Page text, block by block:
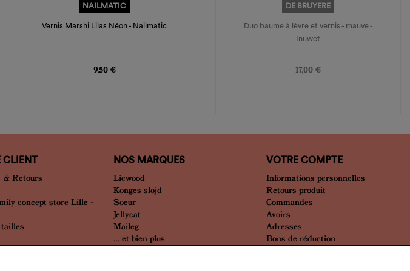
NAILMATIC
Vernis Marshi Lilas Néon - Nailmatic
9,50 €
DE BRUYERE
Duo baume à lèvre et vernis - mauve -
Inuwet
17,00 €
CLIENT
& Retours
concept store Lille -
NOS MARQUES
Liewood
Konges slojd
Soeur
Jellycat
Maileg
... et bien plus
VOTRE COMPTE
Informations personnelles
Retours produit
Commandes
Avoirs
Adresses
Bons de réduction